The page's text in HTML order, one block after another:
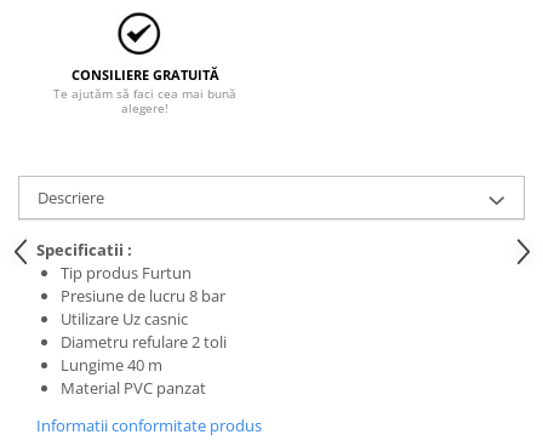
Motosape si motoburghie
Motoburghie
Motosapatoare
Oferte
Pompe apa
Hidrofoare
Motopompe
Pompe de suprafata
Pompe submersibile
Prim ajutor
Protecția capului
CONSILIERE GRATUITĂ
Te ajutăm să faci cea mai bună
alegere!
Descriere
Specificatii :
Tip produs Furtun
Presiune de lucru 8 bar
Utilizare Uz casnic
Diametru refulare 2 toli
Lungime 40 m
Material PVC panzat
Informatii conformitate produs